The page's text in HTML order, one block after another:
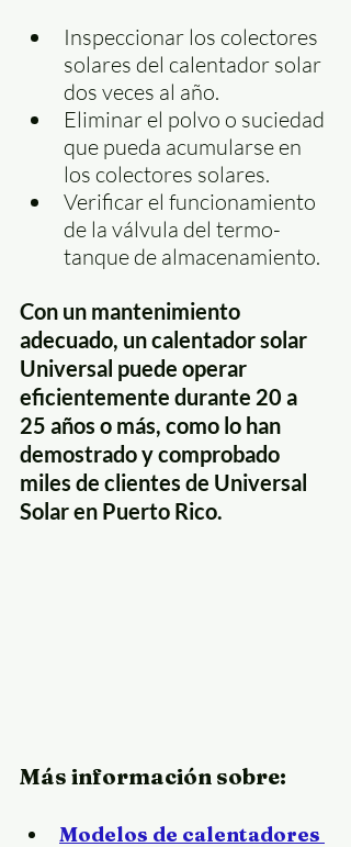
Inspeccionar los colectores
solares del calentador solar
dos veces al año.
Eliminar el polvo o suciedad
que pueda acumularse en
los colectores solares.
Verificar el funcionamiento
de la válvula del termo-
tanque de almacenamiento.
Con un mantenimiento
adecuado, un calentador solar
Universal puede operar
eficientemente durante 20 a
25 años o más, como lo han
demostrado y comprobado
miles de clientes de Universal
Solar en Puerto Rico.
Más información sobre:
Modelos de calentadores